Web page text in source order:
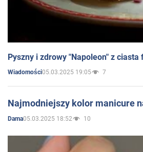
Pyszny i zdrowy "Napoleon" z
Wiadomości05.03.2025 19:05 7
Najmodniejszy kolor manicure
Dama05.03.2025 18:52 10